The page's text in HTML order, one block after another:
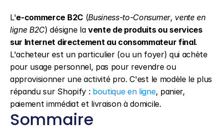
L'e-commerce B2C (Business-to-Consumer, vente en
ligne B2C) désigne la vente de produits ou services
sur Internet directement au consommateur final.
L'acheteur est un particulier (ou un foyer) qui achète
pour usage personnel, pas pour revendre ou
approvisionner une activité pro. C'est le modèle le plus
répandu sur Shopify : boutique en ligne, panier,
paiement immédiat et livraison à domicile.
Sommaire